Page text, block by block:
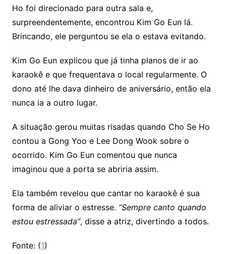
Ho foi direcionado para outra sala e,
surpreendentemente, encontrou Kim Go Eun lá.
Brincando, ele perguntou se ela o estava evitando.
Kim Go Eun explicou que já tinha planos de ir ao
karaokê e que frequentava o local regularmente. O
dono até lhe dava dinheiro de aniversário, então ela
nunca ia a outro lugar.
A situação gerou muitas risadas quando Cho Se Ho
contou a Gong Yoo e Lee Dong Wook sobre o
ocorrido. Kim Go Eun comentou que nunca
imaginou que a porta se abriria assim.
Ela também revelou que cantar no karaokê é sua
forma de aliviar o estresse. “Sempre canto quando
estou estressada”, disse a atriz, divertindo a todos.
Fonte: (1)